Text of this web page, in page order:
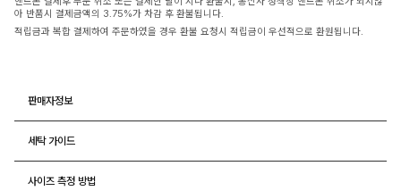
아 반품시 결제금액의 3.75%가 차감 후 환불됩니다.
적립금과 복합 결제하여 주문하였을 경우 환불 요청시 적립금이 우선적으로 환원됩니다.
판매자정보
세탁 가이드
사이즈 측정 방법